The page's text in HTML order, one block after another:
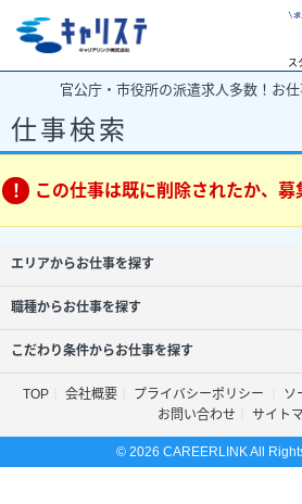
ス
官公庁・市役所の派遣求人多数！お
仕事検索
この仕事は既に削除されたか、募
エリアからお仕事を探す
職種からお仕事を探す
こだわり条件からお仕事を探す
TOP 会社概要 プライバシーポリシー
ソ
お問い合わせ
サイト
© 2026 CAREERLINK All